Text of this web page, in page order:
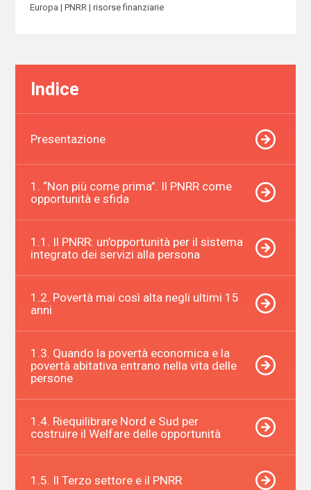
Europa PNRR risorse finanziarie
Indice
Presentazione
1. “Non più come prima”. Il PNRR come
opportunità e sfida
1.1. Il PNRR: un’opportunità per il sistema
integrato dei servizi alla persona
1.2. Povertà mai così alta negli ultimi 15
anni
1.3. Quando la povertà economica e la
povertà abitativa entrano nella vita delle
persone
1.4. Riequilibrare Nord e Sud per
costruire il Welfare delle opportunità
1.5. Il Terzo settore e il PNRR